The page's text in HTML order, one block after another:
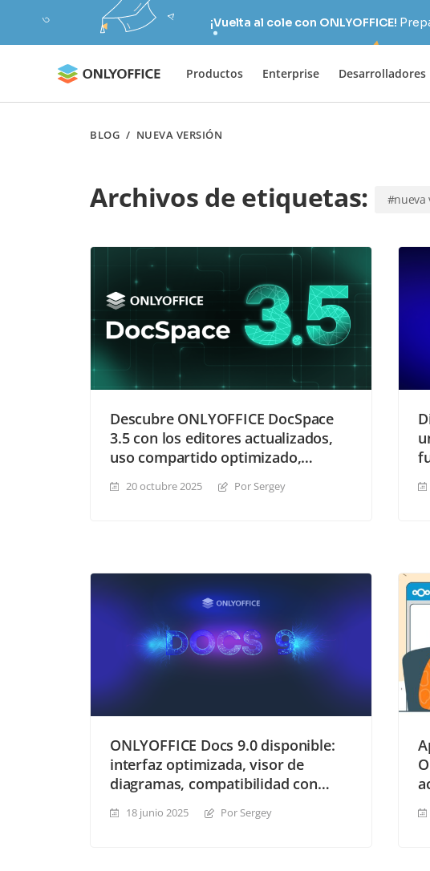
¡Vuelta al cole con ONLYOFFICE!
Productos Enterprise Desarrolladores
BLOG / NUEVA VERSIÓN
Archivos de etiquetas: #nueva
Descubre ONLYOFFICE DocSpace
3.5 con los editores actualizados,
uso compartido optimizado,
más20 octubre 2025 Por Sergey
y
ONLYOFFICE Docs 9.0 disponible:
interfaz optimizada, visor de
diagramas, compatibilidad con
IA y mucho más
18 junio 2025 Por Sergey